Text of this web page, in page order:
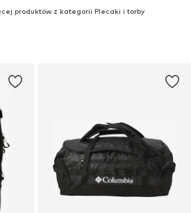
produktów z kategorii Plecaki i torby